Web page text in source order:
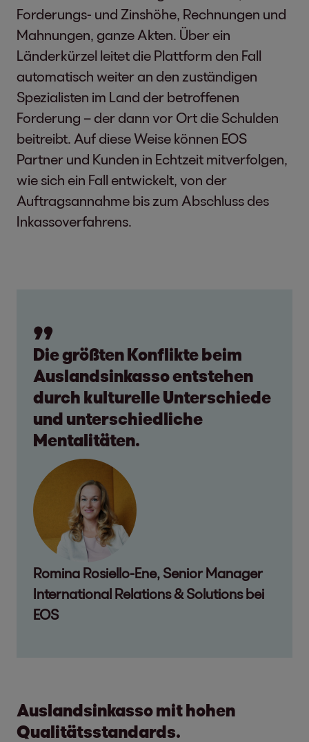
Forderungs- und Zinshöhe, Rechnungen und
Mahnungen, ganze Akten. Über ein
Länderkürzel leitet die Plattform den Fall
automatisch weiter an den zuständigen
Spezialisten im Land der betroffenen
Forderung – der dann vor Ort die Schulden
beitreibt. Auf diese Weise können EOS
Partner und Kunden in Echtzeit mitverfolgen,
wie sich ein Fall entwickelt, von der
Auftragsannahme bis zum Abschluss des
Inkassoverfahrens.
Die größten Konflikte beim
Auslandsinkasso entstehen
durch kulturelle Unterschiede
und unterschiedliche
Mentalitäten.
Romina Rosiello-Ene, Senior Manager
International Relations & Solutions bei
EOS
Auslandsinkasso mit hohen
Qualitätsstandards.